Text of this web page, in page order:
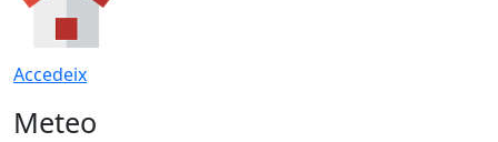
Accedeix
Meteo